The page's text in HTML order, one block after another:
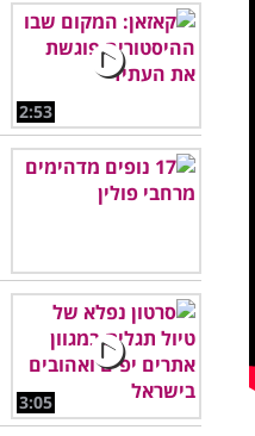
2:53
3:05